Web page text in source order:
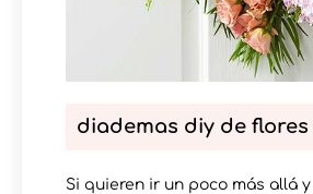
diademas diy de
Si quieren ir un poco más allá